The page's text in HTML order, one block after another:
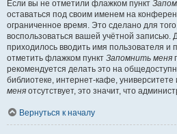
Если вы не отметили флажком пункт
оставаться под своим именем на
ограниченное время. Это сделано для
воспользоваться вашей учётной записью.
приходилось вводить имя пользователя
отметить флажком пункт Запомнить меня
рекомендуется делать это на
библиотеке, интернет-кафе, университете
меня отсутствует, это значит, что
Вернуться к началу